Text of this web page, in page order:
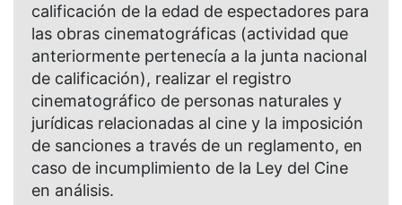
calificación de la edad de espectadores para
las obras cinematográficas (actividad que
anteriormente pertenecía a la junta nacional
de calificación), realizar el registro
cinematográfico de personas naturales y
jurídicas relacionadas al cine y la imposición
de sanciones a través de un reglamento, en
caso de incumplimiento de la Ley del Cine
en análisis.